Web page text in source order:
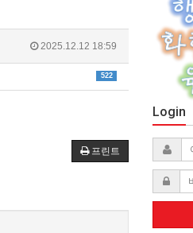
2025.12.12 18:59
522
프린트
Login